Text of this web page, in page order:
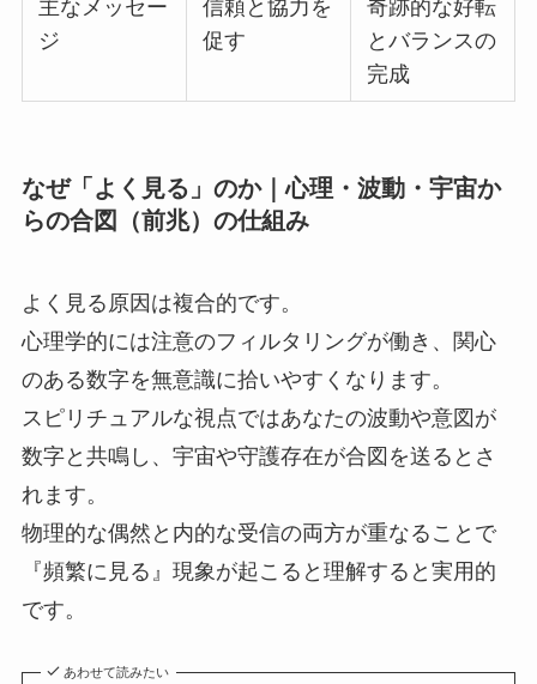
主なメッセー
ジ
信頼と協力を
促す
奇跡的な好転
とバランスの
完成
なぜ「よく見る」のか｜心理・波動・宇宙か
らの合図（前兆）の仕組み
よく見る原因は複合的です。
心理学的には注意のフィルタリングが働き、関心
のある数字を無意識に拾いやすくなります。
スピリチュアルな視点ではあなたの波動や意図が
数字と共鳴し、宇宙や守護存在が合図を送るとさ
れます。
物理的な偶然と内的な受信の両方が重なることで
『頻繁に見る』現象が起こると理解すると実用的
です。
あわせて読みたい